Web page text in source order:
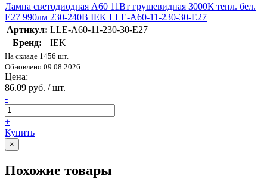
Лампа светодиодная A60 11Вт грушевидная 3000К тепл. бел.
E27 990лм 230-240В IEK LLE-A60-11-230-30-E27
Артикул: LLE-A60-11-230-30-E27
Бренд:
IEK
На складе 1456 шт.
Обновлено 09.08.2026
Цена:
86.09 руб. / шт.
-
+
Купить
×
Похожие товары